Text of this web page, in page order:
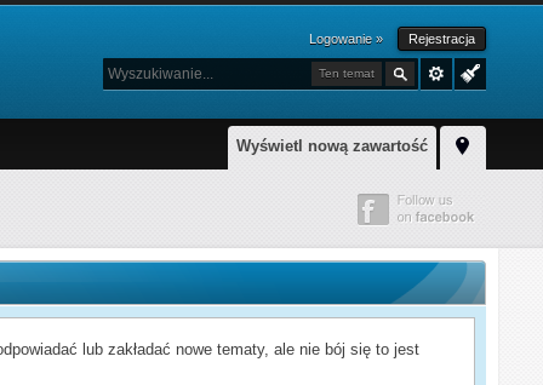
Logowanie » Rejestracja
Ten temat
Wyświetl nową zawartość
lub zakładać nowe tematy, ale nie bój się to jest